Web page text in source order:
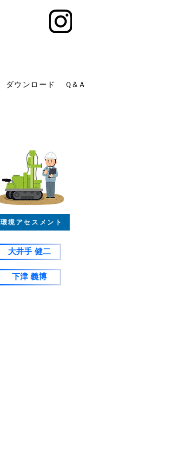
ダウンロード Q＆A
環境アセスメント
大井手 健二
下津 義博